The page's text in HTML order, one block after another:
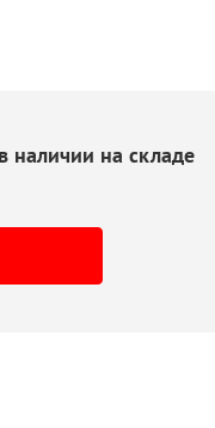
в наличии на складе